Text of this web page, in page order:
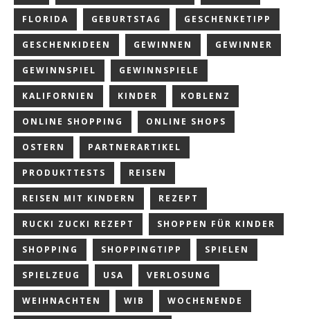
FLORIDA GEBURTSTAG GESCHENKETIPP
GESCHENKIDEEN GEWINNEN GEWINNER
GEWINNSPIEL GEWINNSPIELE
KALIFORNIEN KINDER KOBLENZ
ONLINE SHOPPING ONLINE SHOPS
OSTERN PARTNERARTIKEL
PRODUKTTESTS REISEN
REISEN MIT KINDERN REZEPT
RUCKI ZUCKI REZEPT SHOPPEN FÜR KINDER
SHOPPING SHOPPINGTIPP SPIELEN
SPIELZEUG USA VERLOSUNG
WEIHNACHTEN WIB WOCHENENDE